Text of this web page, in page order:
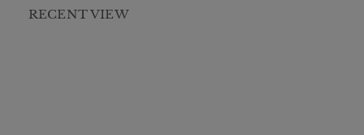
RECENT VIEW